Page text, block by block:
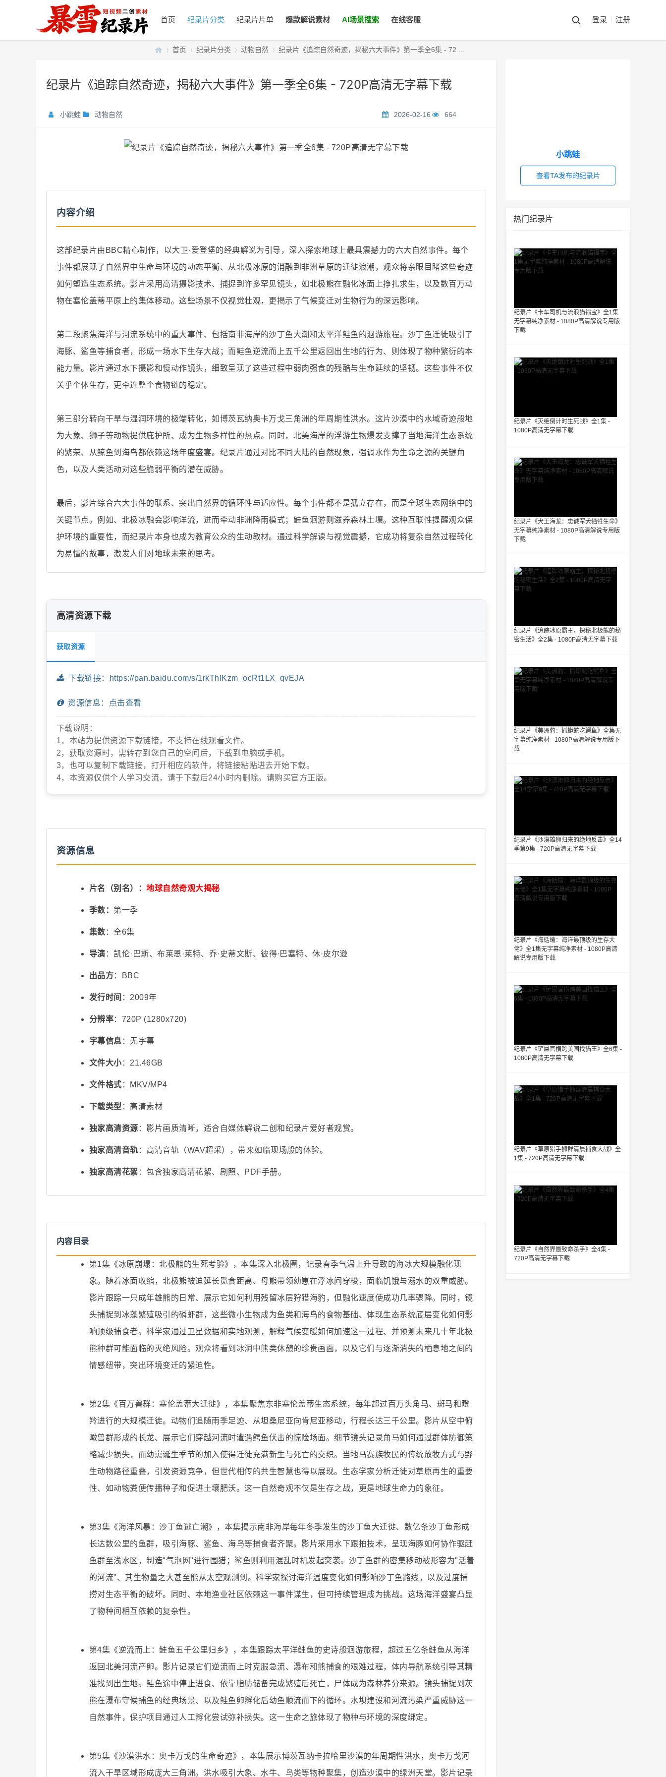
首页 纪录片分类 纪录片片单 爆款解说素材 AI场景搜索 在线客服 登录 注册
暴
雪
录
短
频
款
解
说
»
首页
›
纪录片分类 动物自然
›
纪录片《追踪自然奇迹，揭秘六大事件》第一季全6集 - 72 ...
纪录片《追踪自然奇迹，揭秘六大事件》第一季全6集 - 720P高清无字幕下载
小跳蛙 动物自然 2026-02-16 664
内容介绍
这部纪录片由BBC精心制作，以大卫·爱登堡的经典解说为引导，深入探索地球上最具震撼力的六大自然事件。每个
事件都展现了自然界中生命与环境的动态平衡、从北极冰原的消融到非洲草原的迁徙浪潮，观众将亲眼目睹这些奇迹
如何塑造生态系统。影片采用高清摄影技术、捕捉到许多罕见镜头，如北极熊在融化冰面上挣扎求生，以及数百万动
物在塞伦盖蒂平原上的集体移动。这些场景不仅视觉壮观，更揭示了气候变迁对生物行为的深远影响。
第二段聚焦海洋与河流系统中的重大事件、包括南非海岸的沙丁鱼大潮和太平洋鲑鱼的洄游旅程。沙丁鱼迁徙吸引了
海豚、鲨鱼等捕食者，形成一场水下生存大战；而鲑鱼逆流而上五千公里返回出生地的行为、则体现了物种繁衍的本
能力量。影片通过水下摄影和慢动作镜头，细致呈现了这些过程中弱肉强食的残酷与生命延续的坚韧。这些事件不仅
关乎个体生存，更牵连整个食物链的稳定。
第三部分转向干旱与湿润环境的极端转化，如博茨瓦纳奥卡万戈三角洲的年周期性洪水。这片沙漠中的水域奇迹般地
为大象、狮子等动物提供庇护所、成为生物多样性的热点。同时，北美海岸的浮游生物爆发支撑了当地海洋生态系统
的繁荣、从鲸鱼到海鸟都依赖这场年度盛宴。纪录片通过对比不同大陆的自然现象，强调水作为生命之源的关键角
色，以及人类活动对这些脆弱平衡的潜在威胁。
最后，影片综合六大事件的联系、突出自然界的循环性与适应性。每个事件都不是孤立存在，而是全球生态网络中的
关键节点。例如、北极冰融会影响洋流，进而牵动非洲降雨模式；鲑鱼洄游则滋养森林土壤。这种互联性提醒观众保
护环境的重要性，而纪录片本身也成为教育公众的生动教材。通过科学解读与视觉震撼，它成功将复杂自然过程转化
为易懂的故事，激发人们对地球未来的思考。
高清资源下载
获取资源
下载链接：https://pan.baidu.com/s/1rkThIKzm_ocRt1LX_qvEJA
资源信息：点击查看
下载说明：
1，本站为提供资源下载链接，不支持在线观看文件。
2，获取资源时，需转存到您自己的空间后，下载到电脑或手机。
3，也可以复制下载链接，打开相应的软件，将链接粘贴进去开始下载。
4，本资源仅供个人学习交流，请于下载后24小时内删除。请购买官方正版。
资源信息
片名（别名）：地球自然奇观大揭秘
季数： 第一季
集数 ：全6集
导演 ：凯伦·巴斯、布莱恩·莱特、乔·史蒂文斯、彼得·巴塞特、休·皮尔逊
出品方：BBC
发行时间 ：2009年
分辨率：720P (1280x720)
字幕信息 ：无字幕
文件大小：21.46GB
文件格式 ：MKV/MP4
下载类型 ：高清素材
独家高清资源 ：影片画质清晰，适合自媒体解说二创和纪录片爱好者观赏。
独家高清音轨 ：高清音轨（WAV超采），带来如临现场般的体验。
独家高清花絮 ：包含独家高清花絮、剧照、PDF手册。
内容目录
第1集《冰原崩塌：北极熊的生死考验》，本集深入北极圈，记录春季气温上升导致的海冰大规模融化现
象。随着冰面收缩，北极熊被迫延长觅食距离、母熊带领幼崽在浮冰间穿梭，面临饥饿与溺水的双重威胁。
影片跟踪一只成年雄熊的日常、展示它如何利用残留冰层狩猎海豹，但融化速度使成功几率骤降。同时，镜
头捕捉到冰藻繁殖吸引的磷虾群，这些微小生物成为鱼类和海鸟的食物基础、体现生态系统底层变化如何影
响顶级捕食者。科学家通过卫星数据和实地观测，解释气候变暖如何加速这一过程、并预测未来几十年北极
熊种群可能面临的灭绝风险。观众将看到冰洞中熊类休憩的珍贵画面，以及它们与逐渐消失的栖息地之间的
情感纽带，突出环境变迁的紧迫性。
第2集《百万兽群：塞伦盖蒂大迁徙》，本集聚焦东非塞伦盖蒂生态系统，每年超过百万头角马、斑马和瞪
羚进行的大规模迁徙。动物们追随雨季足迹、从坦桑尼亚向肯尼亚移动，行程长达三千公里。影片从空中俯
瞰兽群形成的长龙、展示它们穿越河流时遭遇鳄鱼伏击的惊险场面。细节镜头记录角马如何通过群体防御策
略减少损失，而幼崽诞生季节的加入使得迁徙充满新生与死亡的交织。当地马赛族牧民的传统放牧方式与野
生动物路径重叠，引发资源竞争，但世代相传的共生智慧也得以展现。生态学家分析迁徙对草原再生的重要
性、如动物粪便传播种子和促进土壤肥沃。这一自然奇观不仅是生存之战，更是地球生命力的象征。
第3集《海洋风暴：沙丁鱼逃亡潮》，本集揭示南非海岸每年冬季发生的沙丁鱼大迁徙、数亿条沙丁鱼形成
长达数公里的鱼群，吸引海豚、鲨鱼、海鸟等捕食者齐聚。影片采用水下跟拍技术，呈现海豚如何协作驱赶
鱼群至浅水区，制造"气泡网"进行围猎；鲨鱼则利用混乱时机发起突袭。沙丁鱼群的密集移动被形容为"活着
的河流"、其生物量之大甚至能从太空观测到。科学家探讨海洋温度变化如何影响沙丁鱼路线，以及过度捕
捞对生态平衡的破坏。同时、本地渔业社区依赖这一事件谋生，但可持续管理成为挑战。这场海洋盛宴凸显
了物种间相互依赖的复杂性。
第4集《逆流而上：鲑鱼五千公里归乡》，本集跟踪太平洋鲑鱼的史诗般洄游旅程，超过五亿条鲑鱼从海洋
返回北美河流产卵。影片记录它们逆流而上时克服急流、瀑布和熊捕食的艰难过程，体内导航系统引导其精
准找到出生地。鲑鱼途中停止进食、依靠脂肪储备完成繁殖后死亡，尸体成为森林养分来源。镜头捕捉到灰
熊在瀑布守候捕鱼的经典场景、以及鲑鱼卵孵化后幼鱼顺流而下的循环。水坝建设和河流污染严重威胁这一
自然事件，保护项目通过人工孵化尝试弥补损失。这一生命之旅体现了物种与环境的深度绑定。
第5集《沙漠洪水：奥卡万戈的生命奇迹》，本集展示博茨瓦纳卡拉哈里沙漠的年周期性洪水，奥卡万戈河
流入干旱区域形成庞大三角洲。洪水吸引大象、水牛、鸟类等物种聚集，创造沙漠中的绿洲天堂。影片记录
小跳蛙
查看TA发布的纪录片
热门纪录片
纪录片《卡车司机与流浪猫福宝》全1集
无字幕纯净素材 - 1080P高清解说专用版
下载
纪录片《灭绝倒计时生死战》全1集 -
1080P高清无字幕下载
纪录片《犬王海龙：忠诚军犬牺牲生命》
无字幕纯净素材 - 1080P高清解说专用版
下载
纪录片《追踪冰原霸主，探秘北极熊的秘
密生活》全2集 - 1080P高清无字幕下载
纪录片《美洲豹：抓蟒蛇吃鳄鱼》全集无
字幕纯净素材 - 1080P高清解说专用版下
载
纪录片《沙漠雄狮归来的绝地反击》全14
季第9集 - 720P高清无字幕下载
纪录片《海蛞蝓：海洋最顶级的生存大
佬》全1集无字幕纯净素材 - 1080P高清
解说专用版下载
纪录片《铲屎官横跨美国找猫王》全6集 -
1080P高清无字幕下载
纪录片《草原猎手狮群清晨捕食大战》全
1集 - 720P高清无字幕下载
纪录片《自然界最致命杀手》全4集 -
720P高清无字幕下载